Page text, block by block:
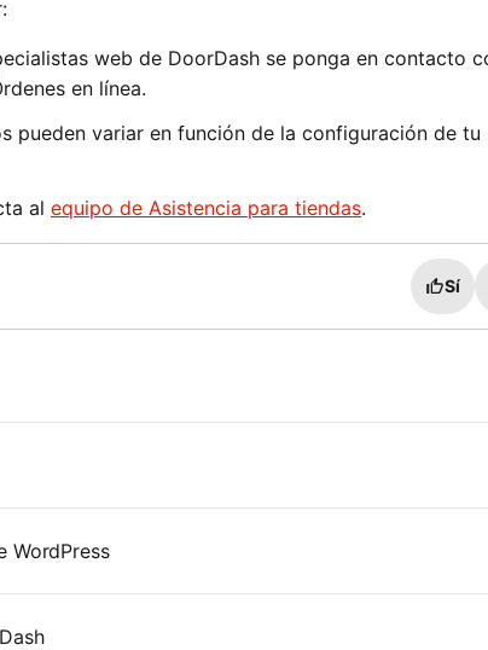
web de DoorDash se ponga en contacto
en línea.
pueden variar en función de la configuración de tu
al equipo de Asistencia para tiendas.
Sí
WordPress